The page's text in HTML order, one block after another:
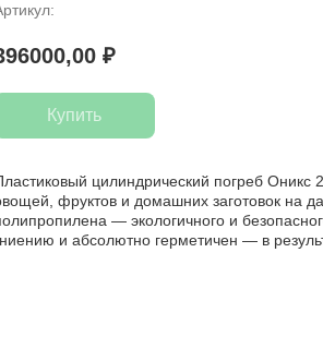
₽
Купить
цилиндрический погреб Оникс
фруктов и домашних заготовок на
— экологичного и
и абсолютно герметичен — в